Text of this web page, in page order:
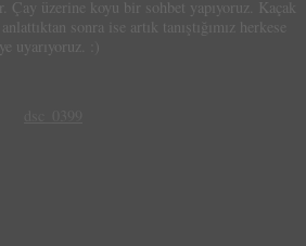
Çay üzerine koyu bir sohbet yapıyoruz. Kaçak
sonra ise artık tanıştığımız herkese
uyarıyoruz. :)